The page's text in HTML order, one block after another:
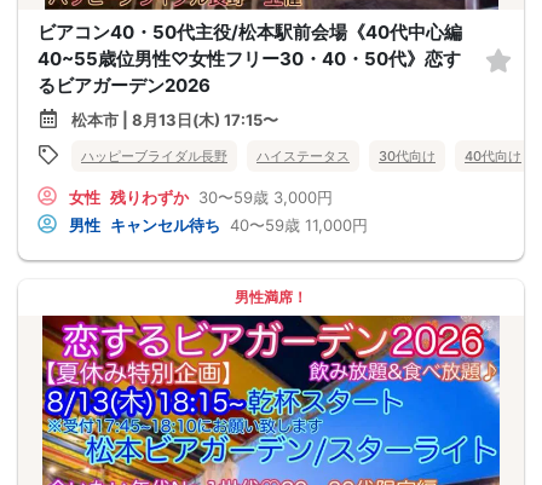
ビアコン40・50代主役/松本駅前会場《40代中心編
40~55歳位男性♡女性フリー30・40・50代》恋す
るビアガーデン2026
松本市 | 8月13日(木) 17:15〜
ハッピーブライダル長野 ハイステータス 30代向け 40代向け
女性 残りわずか 30〜59歳 3,000円
男性 キャンセル待ち 40〜59歳 11,000円
男性満席！